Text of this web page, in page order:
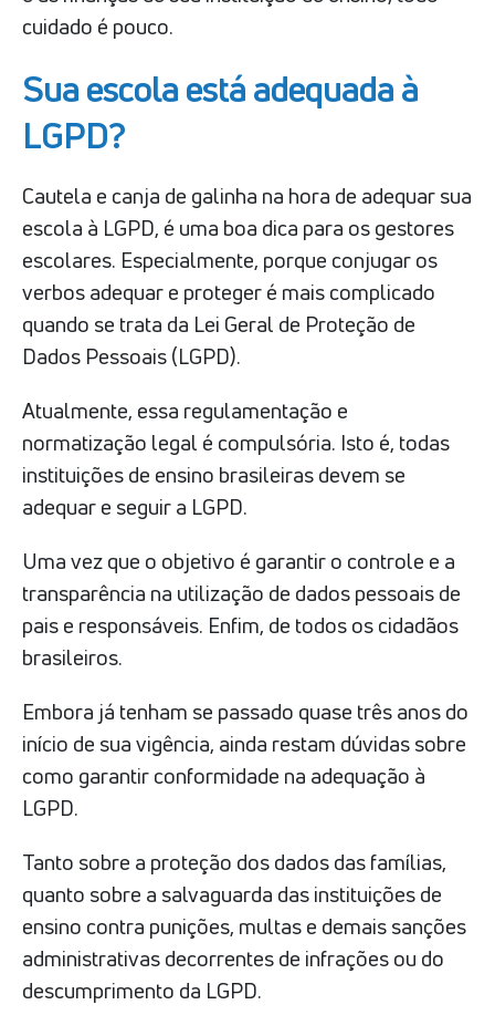
cuidado é pouco.
Sua escola está adequada à
LGPD?
Cautela e canja de galinha na hora de adequar sua
escola à LGPD, é uma boa dica para os gestores
escolares. Especialmente, porque conjugar os
verbos adequar e proteger é mais complicado
quando se trata da Lei Geral de Proteção de
Dados Pessoais (LGPD).
Atualmente, essa regulamentação e
normatização legal é compulsória. Isto é, todas
instituições de ensino brasileiras devem se
adequar e seguir a LGPD.
Uma vez que o objetivo é garantir o controle e a
transparência na utilização de dados pessoais de
pais e responsáveis. Enfim, de todos os cidadãos
brasileiros.
Embora já tenham se passado quase três anos do
início de sua vigência, ainda restam dúvidas sobre
como garantir conformidade na adequação à
LGPD.
Tanto sobre a proteção dos dados das famílias,
quanto sobre a salvaguarda das instituições de
ensino contra punições, multas e demais sanções
administrativas decorrentes de infrações ou do
descumprimento da LGPD.